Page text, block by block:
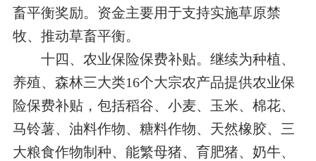
畜平衡奖励。资金主要用于支持实施草原禁
牧、推动草畜平衡。
十四、农业保险保费补贴。继续为种植、
养殖、森林三大类16个大宗农产品提供农业保
险保费补贴，包括稻谷、小麦、玉米、棉花、
马铃薯、油料作物、糖料作物、天然橡胶、三
大粮食作物制种、能繁母猪、育肥猪、奶牛、